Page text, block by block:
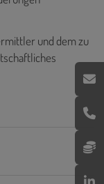
und dem zu